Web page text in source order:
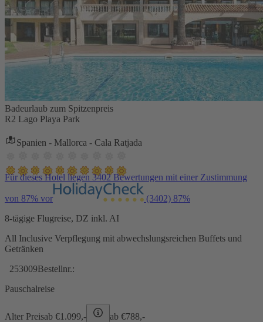
Badeurlaub zum Spitzenpreis
R2 Lago Playa Park
Spanien - Mallorca - Cala Ratjada
Für dieses Hotel liegen 3402 Bewertungen mit einer Zustimmung
von 87% vor (3402) 87%
8-tägige Flugreise, DZ inkl. AI
All Inclusive Verpflegung mit abwechslungsreichen Buffets und
Getränken
253009Bestellnr.:
Pauschalreise
Alter Preisab €1.099,- ab €788,-